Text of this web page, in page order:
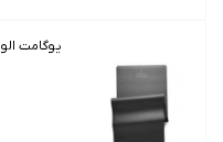
یوگامت الو ALO-مشکی